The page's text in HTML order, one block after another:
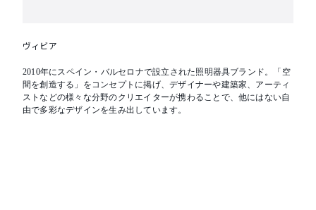
ヴィビア
2010年にスペイン・バルセロナで設立された照明器具ブランド。「空
間を創造する」をコンセプトに掲げ、デザイナーや建築家、アーティ
ストなどの様々な分野のクリエイターが携わることで、他にはない自
由で多彩なデザインを生み出しています。